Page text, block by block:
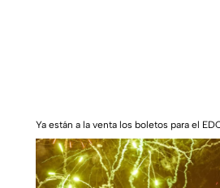
Ya están a la venta los boletos para el